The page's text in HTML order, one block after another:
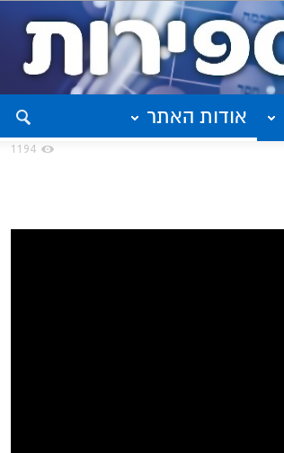
אודות האתר
1194